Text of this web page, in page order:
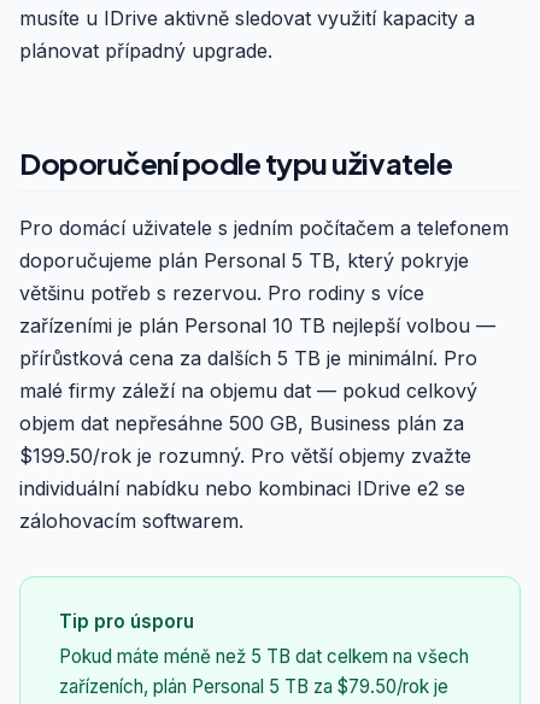
musíte u IDrive aktivně sledovat využití kapacity a
plánovat případný upgrade.
Doporučení podle typu uživatele
Pro domácí uživatele s jedním počítačem a telefonem
doporučujeme plán Personal 5 TB, který pokryje
většinu potřeb s rezervou. Pro rodiny s více
zařízeními je plán Personal 10 TB nejlepší volbou —
přírůstková cena za dalších 5 TB je minimální. Pro
malé firmy záleží na objemu dat — pokud celkový
objem dat nepřesáhne 500 GB, Business plán za
$199.50/rok je rozumný. Pro větší objemy zvažte
individuální nabídku nebo kombinaci IDrive e2 se
zálohovacím softwarem.
Tip pro úsporu
Pokud máte méně než 5 TB dat celkem na všech
zařízeních, plán Personal 5 TB za $79.50/rok je